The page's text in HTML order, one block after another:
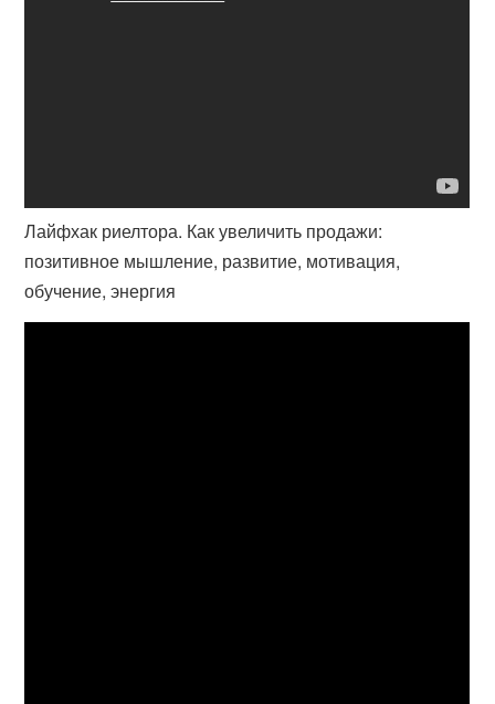
Лайфхак риелтора. Как увеличить продажи:
позитивное мышление, развитие, мотивация,
обучение, энергия